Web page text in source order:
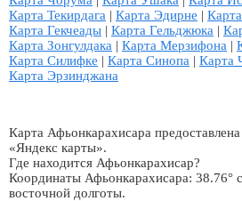
Карта Текирдага | Карта Эдирне |
Карта Гекчеады | Карта Гельджюка |
Карта Зонгулдака | Карта Мерзифона |
Карта Силифке | Карта Синопа | Карта
Карта Эрзинджана
Карта Афьонкарахисара
«Яндекс карты».
Где находится Афьонкарахисар?
Координаты Афьонкарахисара: 38.76°
восточной долготы.